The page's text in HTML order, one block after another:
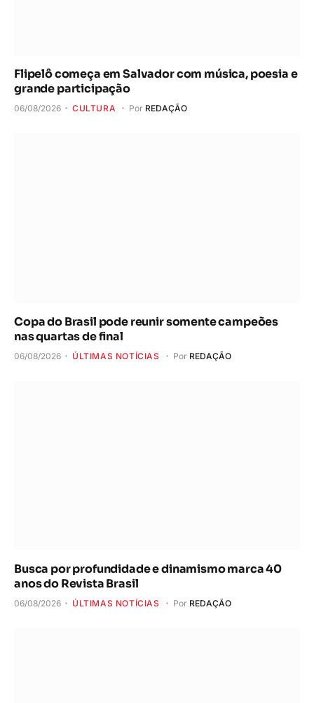
Flipelô começa em Salvador com música, poesia e
grande participação
06/08/2026 CULTURA Por REDAÇÃO
Copa do Brasil pode reunir somente campeões
nas quartas de final
06/08/2026 ÚLTIMAS NOTÍCIAS Por REDAÇÃO
Busca por profundidade e dinamismo marca 40
anos do Revista Brasil
06/08/2026 ÚLTIMAS NOTÍCIAS Por REDAÇÃO